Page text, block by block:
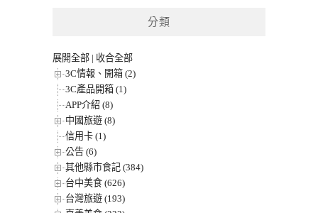
分類
展開全部 | 收合全部
3C情報、開箱 (2)
3C產品開箱 (1)
APP介紹 (8)
中國旅遊 (8)
信用卡 (1)
公告 (6)
其他縣市食記 (384)
台中美食 (626)
台灣旅遊 (193)